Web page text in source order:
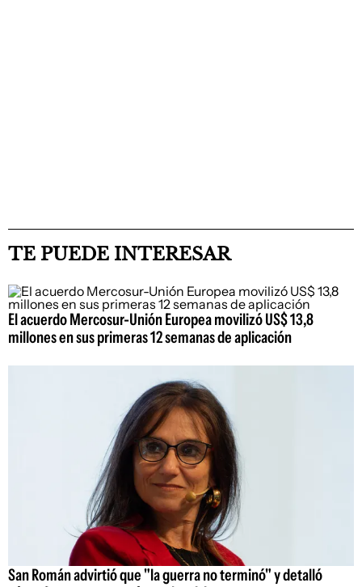
TE PUEDE INTERESAR
El acuerdo Mercosur-Unión Europea movilizó US$ 13,8
millones en sus primeras 12 semanas de aplicación
San Román advirtió que "la guerra no terminó" y detalló